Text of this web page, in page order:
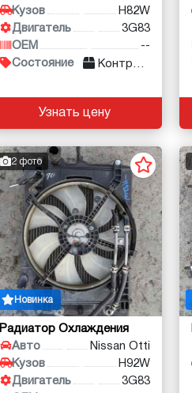
Кузов
H82W
Двигатель
3G83
OEM
--
Состояние
Контракт
Узнать цену
2 фото
Новинка
Радиатор Охлаждения
Авто
Nissan Otti
Кузов
H92W
Двигатель
3G83